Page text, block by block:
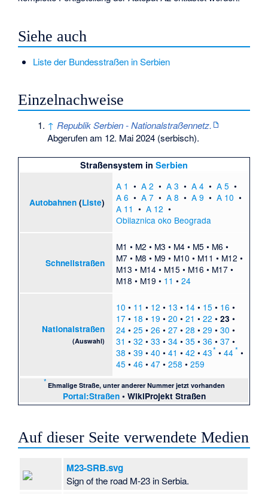
Siehe auch
Liste der Bundesstraßen in Serbien
Einzelnachweise
↑ Republik Serbien - Nationalstraßennetz.
Abgerufen am 12. Mai 2024 (serbisch).
Straßensystem in Serbien
Autobahnen(Liste)
A 1 • A 2 • A 3 • A 4• A 5 •
A 6 • A 7• A 8 • A 9 • A 10 •
A 11 • A 12 •
Obilaznica oko Beograda
Schnellstraßen
M1 • M2 • M3 • M4• M5 • M6 •
M7• M8 • M9 • M10 • M11 • M12 •
M13 • M14• M15 • M16 • M17•
M18 • M19 • 11 • 24
Nationalstraßen
(Auswahl)
10 • 11 • 12 • 13 • 14• 15 • 16 •
17• 18 • 19 • 20 • 21 • 22 • 23 •
24• 25 • 26 • 27• 28 • 29 • 30 •
31 • 32 • 33 • 34• 35 • 36 • 37•
38 • 39 • 40 • 41 • 42 • 43* •44* •
45 • 46 • 47• 258 • 259
* Ehmalige Straße, unter anderer Nummer jetzt vorhanden
Portal:Straßen• WikiProjekt Straßen
Auf dieser Seite verwendete Medien
M23-SRB.svg
Sign of the road M-23 in Serbia.